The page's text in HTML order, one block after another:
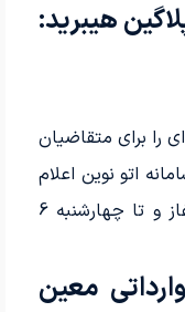
هیبرید:
را برای متقاضیان
اتو نوین اعلام
کرده که از یکشنبه 3 اسفند 1404 آغاز و تا چهارشنبه 6
معین